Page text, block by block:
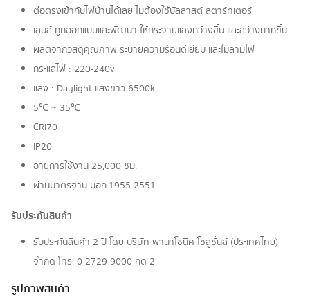
ต่อตรงเข้ากับไฟบ้านได้เลย ไม่ต้องใช้บัลลาสต์ สตาร์ทเตอร์
เลนส์ ถูกออกแบบและพัฒนา ให้กระจายแสงกว้างขึ้น และสว่างมากขึ้น
ผลิตจากวัสดุคุณภาพ ระบายความร้อนดีเยี่ยม และไม่ลามไฟ
กระแสไฟ : 220-240v
แสง : Daylight แสงขาว 6500k
5℃ ~ 35℃
CRI70
IP20
อายุการใช้งาน 25,000 ชม.
ผ่านมาตรฐาน มอก.1955-2551
รับประกันสินค้า
รับประกันสินค้า 2 ปี โดย บริษัท พานาโซนิค โซลูชั่นส์ (ประเทศไทย)
จำกัด โทร. 0-2729-9000 กด 2
รูปภาพสินค้า